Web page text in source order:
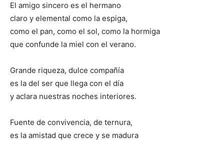
El amigo sincero es el hermano
claro y elemental como la espiga,
como el pan, como el sol, como la hormiga
que confunde la miel con el verano.
Grande riqueza, dulce compañía
es la del ser que llega con el día
y aclara nuestras noches interiores.
Fuente de convivencia, de ternura,
es la amistad que crece y se madura